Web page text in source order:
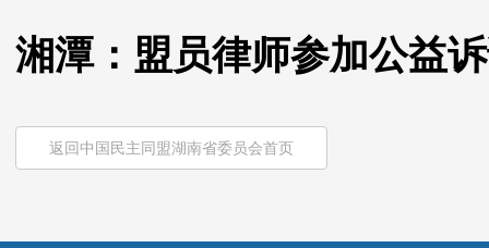
湘潭：盟员律师参加公益
返回中国民主同盟湖南省委员会首页